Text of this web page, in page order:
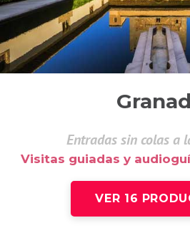
Entradas sin colas a
Visitas guiadas y
VER 16